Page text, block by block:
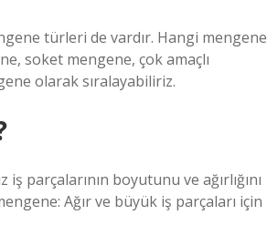
türleri de vardır. Hangi mengene
soket mengene, çok amaçlı
olarak sıralayabiliriz.
iş parçalarının boyutunu ve ağırlığını
Ağır ve büyük iş parçaları için